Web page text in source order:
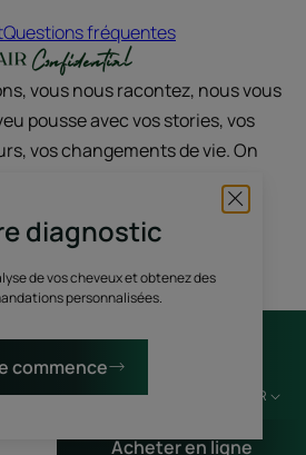
Acheter en ligne
diagnostic
de vos cheveux et obtenez des
personnalisées.
commence
Questions fréquentes
vous nous racontez, nous vous
pousse avec vos stories, vos
vos changements de vie. On
on sublime, avec du vrai et du
de confidentialité
FR